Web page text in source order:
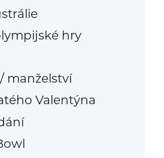
hry
manželství
Valentýna